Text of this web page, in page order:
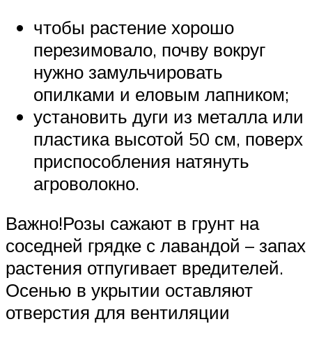
чтобы растение хорошо
перезимовало, почву вокруг
нужно замульчировать
опилками и еловым лапником;
установить дуги из металла или
пластика высотой 50 см, поверх
приспособления натянуть
агроволокно.
Важно!Розы сажают в грунт на
соседней грядке с лавандой – запах
растения отпугивает вредителей.
Осенью в укрытии оставляют
отверстия для вентиляции